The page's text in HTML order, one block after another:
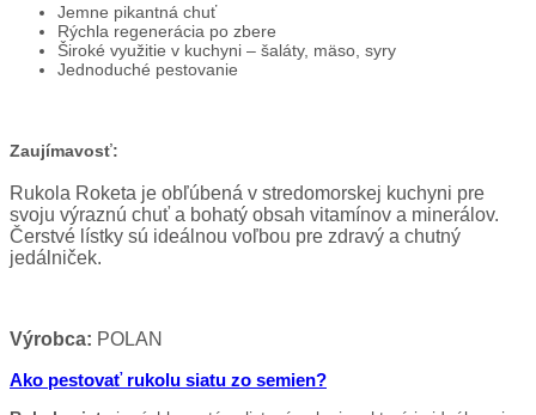
Jemne pikantná chuť
Rýchla regenerácia po zbere
Široké využitie v kuchyni – šaláty, mäso, syry
Jednoduché pestovanie
Zaujímavosť:
Rukola Roketa je obľúbená v stredomorskej kuchyni pre
svoju výraznú chuť a bohatý obsah vitamínov a minerálov.
Čerstvé lístky sú ideálnou voľbou pre zdravý a chutný
jedálniček.
Výrobca: POLAN
Ako pestovať rukolu siatu zo semien?